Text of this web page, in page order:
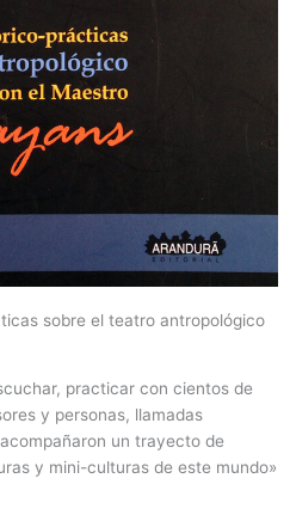
sobre el teatro antropológico
practicar con cientos de
y personas, llamadas
un trayecto de
y mini-culturas de este mundo»